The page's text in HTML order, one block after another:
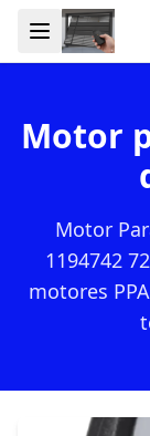
Motor
Motor
1194742
motores